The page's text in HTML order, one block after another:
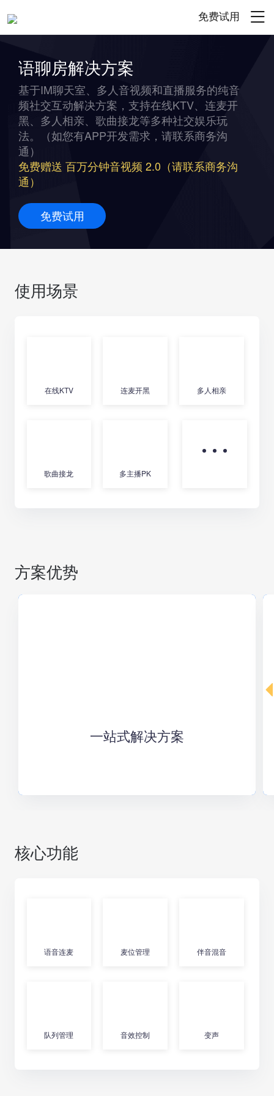
免费试用
语聊房解决方案
基于IM聊天室、多人音视频和直播服务的纯音
频社交互动解决方案，支持在线KTV、连麦开
黑、多人相亲、歌曲接龙等多种社交娱乐玩
法。（如您有APP开发需求，请联系商务沟
通）
免费赠送 百万分钟音视频 2.0（请联系商务沟
通）
免费试用
使用场景
在线KTV 连麦开黑 多人相亲
歌曲接龙 多主播PK
方案优势
一站式解决方案
核心功能
语音连麦 麦位管理 伴音混音
队列管理 音效控制 变声